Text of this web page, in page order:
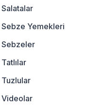
Salatalar
Sebze Yemekleri
Sebzeler
Tatlılar
Tuzlular
Videolar